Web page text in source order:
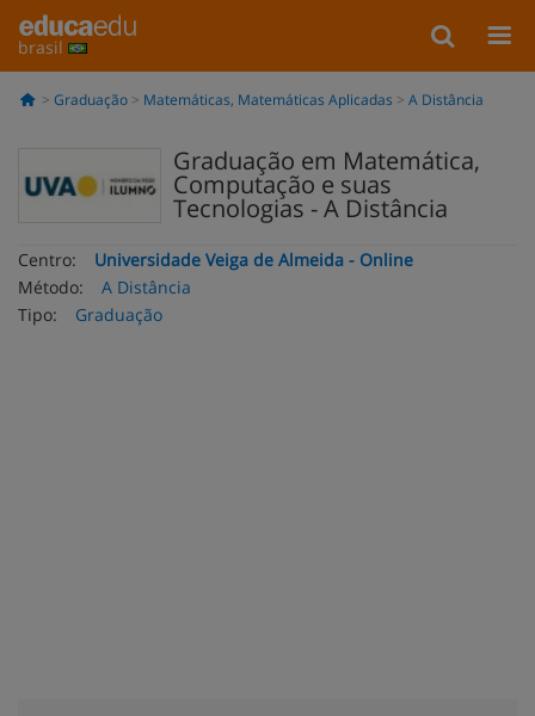
brasil
Graduação Matemáticas, Matemáticas Aplicadas A Distância
Graduação em Matemática,
Computação e suas
Tecnologias - A Distância
Centro:
Universidade Veiga de Almeida - Online
Método:
A Distância
Tipo:
Graduação